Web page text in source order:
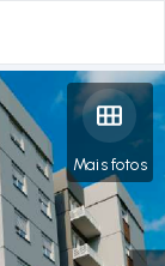
Mais fotos